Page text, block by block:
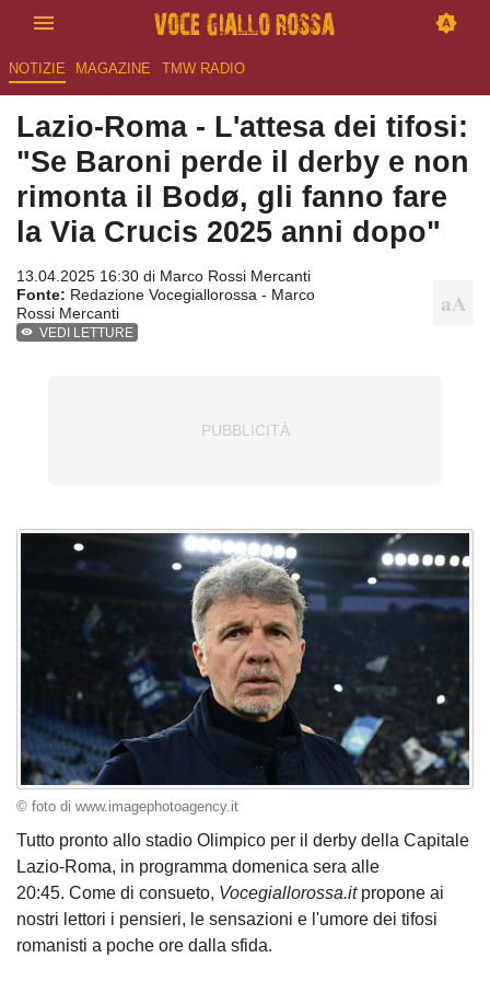
NOTIZIE MAGAZINE TMW RADIO
Lazio-Roma - L'attesa dei tifosi:
"Se Baroni perde il derby e non
rimonta il Bodø, gli fanno fare
la Via Crucis 2025 anni dopo"
13.04.2025 16:30 di Marco Rossi Mercanti
Fonte: Redazione Vocegiallorossa - Marco
Rossi Mercanti
VEDI LETTURE
© foto di www.imagephotoagency.it
Tutto pronto allo stadio Olimpico per il derby della Capitale
Lazio-Roma, in programma domenica sera alle
20:45. Come di consueto, Vocegiallorossa.itpropone ai
nostri lettori i pensieri, le sensazioni e l'umore dei tifosi
romanisti a poche ore dalla sfida.